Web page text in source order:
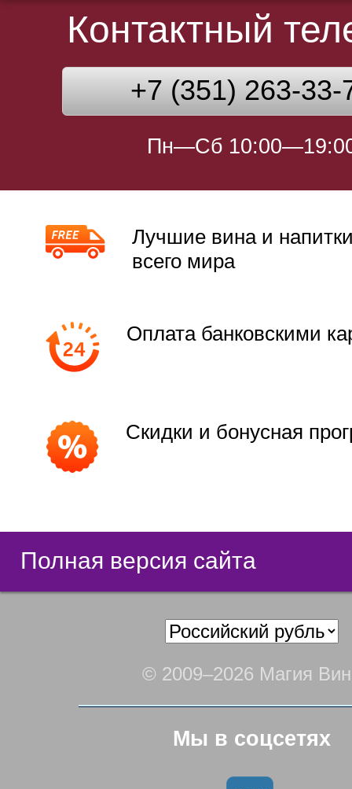
Контактный
+7 (351) 263-33-
Пн—Сб
Лучшие вина и
всего мира
Оплата банковскими
Скидки и бонусная
Полная версия сайта
© 2009–2026 Магия
Мы в соцсетях